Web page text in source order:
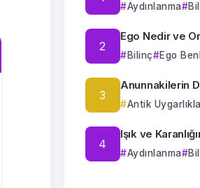
Aydınlanma
Ego Nedir ve
Bilinç Ego
Anunnakilerin
Antik
Işık ve
Aydınlanma